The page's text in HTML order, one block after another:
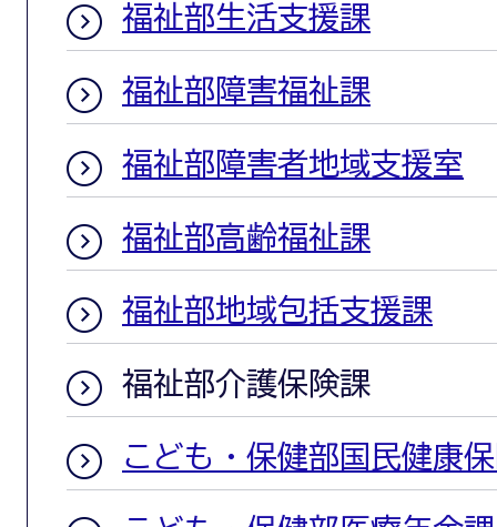
福祉部生活支援課
福祉部障害福祉課
福祉部障害者地域支援室
福祉部高齢福祉課
福祉部地域包括支援課
福祉部介護保険課
こども・保健部国民健康